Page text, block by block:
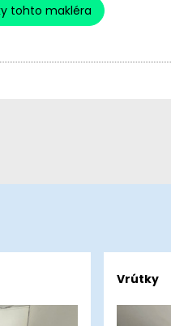
tohto makléra
Vrútky